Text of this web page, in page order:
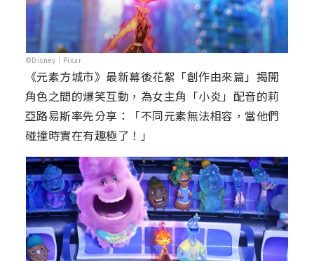
©Disney｜Pixar
《元素方城市》最新幕後花絮「創作由來篇」揭開
角色之間的爆笑互動，為女主角「小炎」配音的莉
亞路易斯率先分享：「不同元素無法相容，當他們
碰撞時實在有趣極了！」